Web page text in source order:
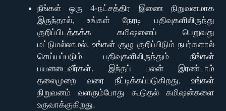
நீங்கள் ஒரு 4-நட்சத்திர இணை நிறுவனமாக
இருந்தால், உங்கள் நேரடி பதிவுகளிலிருந்து
குறிப்பிடத்தக்க கமிஷனைப் பெறுவது
மட்டுமல்லாமல், உங்கள் குழு குறிப்பிடும் நபர்களால்
செய்யப்படும் பதிவுகளிலிருந்தும் நீங்கள்
பயனடைவீர்கள். இந்தப் பலன் இரண்டாம்
தலைமுறை வரை நீட்டிக்கப்படுகிறது, உங்கள்
நிறுவனம் வளரும்போது கூடுதல் கமிஷன்களை
உருவாக்குகிறது.